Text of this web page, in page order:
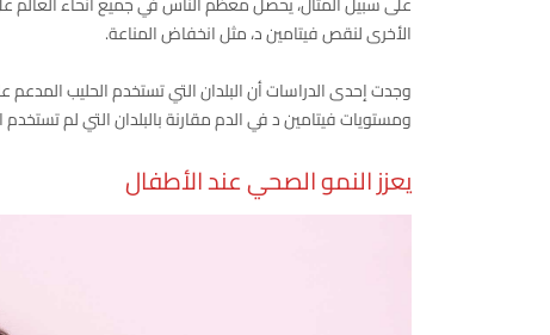
الأخرى لنقص فيتامين د، مثل انخفاض المناعة.
وجدت إحدى الدراسات أن البلدان التي تستخدم الحليب
ومستويات فيتامين د في الدم مقارنة بالبلدان التي لم
يعزز النمو الصحي عند الأطفال